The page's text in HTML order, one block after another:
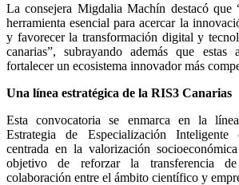
La consejera Migdalia Machín destacó
herramienta esencial para acercar la
y favorecer la transformación digital y
canarias”, subrayando además que estas
fortalecer un ecosistema innovador más
Una línea estratégica de la RIS3 Canarias
Esta convocatoria se enmarca en la
Estrategia de Especialización
centrada en la valorización
objetivo de reforzar la transferencia
colaboración entre el ámbito científico y